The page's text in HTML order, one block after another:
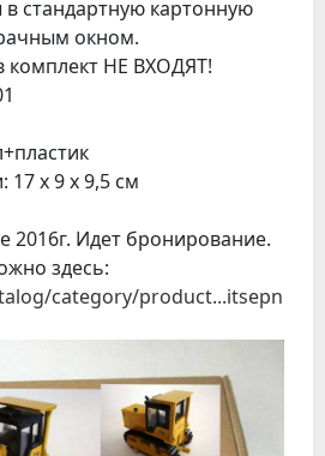
стандартную картонную
окном.
комплект НЕ ВХОДЯТ!
17 х 9 х 9,5 см
2016г. Идет бронирование.
здесь:
category/product...itsepn